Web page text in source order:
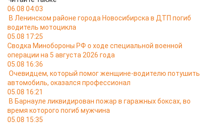
06.08 04:03
В Ленинском районе города Новосибирска в ДТП погиб
водитель мотоцикла
05.08 17:25
Сводка Минобороны РФ о ходе специальной военной
операции на 5 августа 2026 года
05.08 16:36
Очевидцем, который помог женщине-водителю потушить
автомобиль, оказался профессионал
05.08 16:21
В Барнауле ликвидирован пожар в гаражных боксах, во
время которого погиб мужчина
05.08 15:35